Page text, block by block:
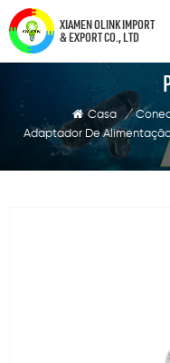
XIAMEN OLINK IMPORT
& EXPORT CO., LTD
Casa /
Adaptador De